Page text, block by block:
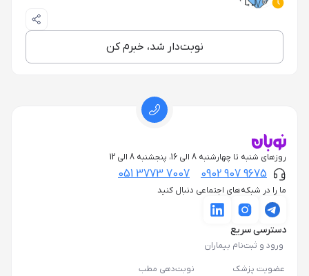
نوبت‌دار شد، خبرم کن
روزهای شنبه تا چهارشنبه 8 الی 16، پنجشنبه 8 الی 12
0902 907 9675
051 3773 7007
ما را در شبکه‌های اجتماعی دنبال کنید
دسترسی سریع
ورود و ثبت‌نام بیماران
عضویت پزشک نوبت‌دهی مطب